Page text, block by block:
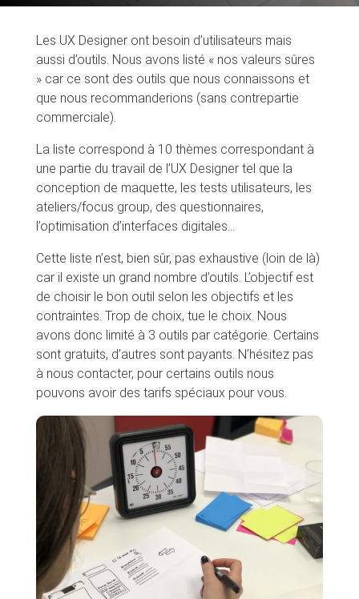
Les UX Designer ont besoin d’utilisateurs mais
aussi d’outils. Nous avons listé « nos valeurs sûres
» car ce sont des outils que nous connaissons et
que nous recommanderions (sans contrepartie
commerciale).
La liste correspond à 10 thèmes correspondant à
une partie du travail de l’UX Designer tel que la
conception de maquette, les tests utilisateurs, les
ateliers/focus group, des questionnaires,
l’optimisation d’interfaces digitales…
Cette liste n’est, bien sûr, pas exhaustive (loin de là)
car il existe un grand nombre d’outils. L’objectif est
de choisir le bon outil selon les objectifs et les
contraintes. Trop de choix, tue le choix. Nous
avons donc limité à 3 outils par catégorie. Certains
sont gratuits, d’autres sont payants. N’hésitez pas
à nous contacter, pour certains outils nous
pouvons avoir des tarifs spéciaux pour vous.